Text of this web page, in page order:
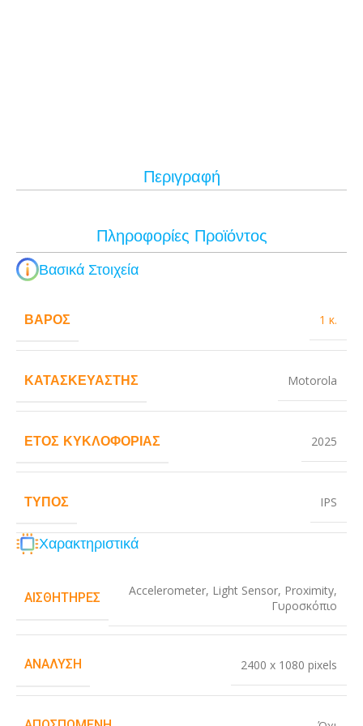
Περιγραφή
Πληροφορίες Προϊόντος
Βασικά Στοιχεία
ΒΆΡΟΣ 1 κ.
ΚΑΤΑΣΚΕΥΑΣΤΉΣ Motorola
ΈΤΟΣ ΚΥΚΛΟΦΟΡΊΑΣ 2025
ΤΎΠΟΣ IPS
Χαρακτηριστικά
ΑΙΣΘΗΤΉΡΕΣ Accelerometer, Light Sensor, Proximity,
Γυροσκόπιο
ΑΝΆΛΥΣΗ 2400 x 1080 pixels